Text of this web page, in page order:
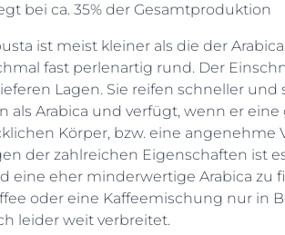
bei ca. 35% der Gesamtproduktion
ist meist kleiner als die der
fast perlenartig rund. Der
Lagen. Sie reifen schneller
als Arabica und verfügt, wenn er
Körper, bzw. eine
der zahlreichen Eigenschaften ist
eine eher minderwertige Arabica zu
oder eine Kaffeemischung nur in
leider weit verbreitet.